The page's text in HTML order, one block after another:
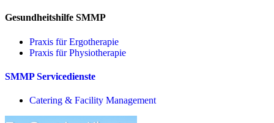
Gesundheitshilfe SMMP
Praxis für Ergo­therapie
Praxis für Physio­therapie
SMMP Servicedienste
Catering & Facility Management